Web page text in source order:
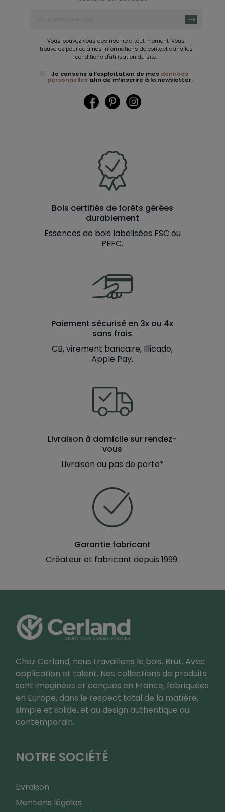
Vous pouvez vous désinscrire à tout moment. Vous
trouverez pour cela nos informations de contact dans les
conditions d'utilisation du site.
Je consens à l’exploitation de mes données
personnelles afin de m’inscrire à la newsletter.
FacebookPinterest
Bois certifiés de forêts gérées
durablement
Essences de bois labelisées FSC ou
PEFC.
Paiement sécurisé en 3x ou 4x
sans frais
CB, virement bancaire, Illicado,
Apple Pay.
Livraison à domicile sur rendez-
vous
Livraison au pas de porte*
Garantie fabricant
Créateur et fabricant depuis 1999.
Chez Cerland, nous travaillons le bois. Brut. Avec
application et talent. Nos collections de produits
sont imaginées et conçues en France, fabriquées
en Europe, dans le respect total de la matière,
simple et solide, et au design authentique ou
contemporain.
NOTRE SOCIÉTÉ
Livraison
Mentions légales